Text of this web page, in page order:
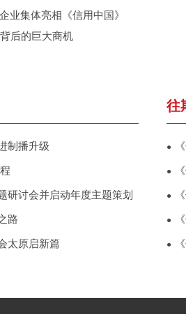
业集体亮相《信用中国》
后的巨大商机
制播升级
研讨会并启动年度主题策划
路
太原启新篇
往
●
●
●
●
●